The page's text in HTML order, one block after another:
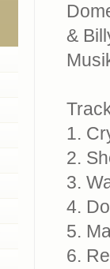
&
1.
2.
3.
4.
5.
6.